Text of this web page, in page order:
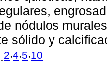
nódulos
sólido y
2 4 5 10